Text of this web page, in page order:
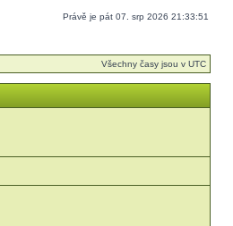
Právě je pát 07. srp 2026 21:33:51
Všechny časy jsou v UTC